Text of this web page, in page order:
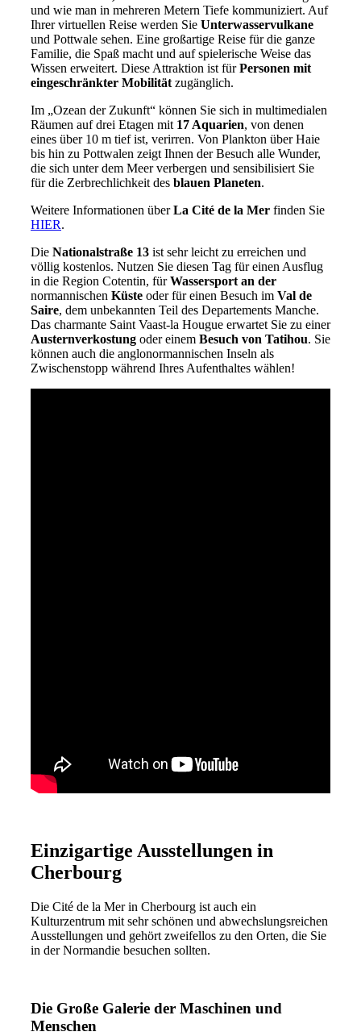
und wie man in mehreren Metern Tiefe kommuniziert. Auf
Ihrer virtuellen Reise werden Sie Unterwasservulkane
und Pottwale sehen. Eine großartige Reise für die ganze
Familie, die Spaß macht und auf spielerische Weise das
Wissen erweitert. Diese Attraktion ist fürPersonen mit
eingeschränkter Mobilität zugänglich.
Im „Ozean der Zukunft“ können Sie sich in multimedialen
Räumen auf drei Etagen mit 17 Aquarien, von denen
eines über 10 m tief ist, verirren. Von Plankton über Haie
bis hin zu Pottwalen zeigt Ihnen der Besuch alle Wunder,
die sich unter dem Meer verbergen und sensibilisiert Sie
für die Zerbrechlichkeit des blauen Planeten.
Weitere Informationen überLa Cité de la Mer finden Sie
HIER.
Die Nationalstraße 13 ist sehr leicht zu erreichen und
völlig kostenlos. Nutzen Sie diesen Tag für einen Ausflug
in die Region Cotentin, fürWassersport an der
normannischen Küste oder für einen Besuch im Val de
Saire, dem unbekannten Teil des Departements Manche.
Das charmante Saint Vaast-la Hougue erwartet Sie zu einer
Austernverkostung oder einem Besuch von Tatihou. Sie
können auch die anglonormannischen Inseln als
Zwischenstopp während Ihres Aufenthaltes wählen!
Einzigartige Ausstellungen in
Cherbourg
Die Cité de la Mer in Cherbourg ist auch ein
Kulturzentrum mit sehr schönen und abwechslungsreichen
Ausstellungen und gehört zweifellos zu den Orten, die Sie
in der Normandie besuchen sollten.
Die Große Galerie der Maschinen und
Menschen